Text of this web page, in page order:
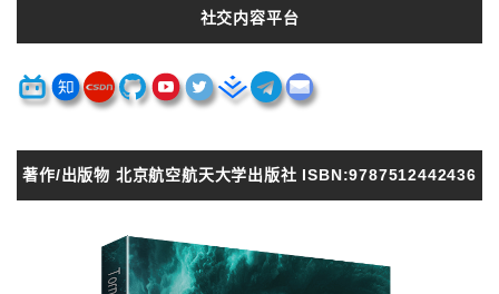
社交内容平台
著作/出版物 北京航空航天大学出版社 ISBN:9787512442436